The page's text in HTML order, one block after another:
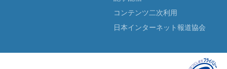
コンテンツ二次利用
日本インターネット報道協会